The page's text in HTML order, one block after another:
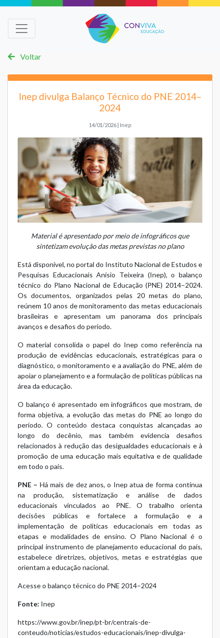
Voltar
Inep divulga Balanço Técnico do PNE 2014–
2024
14/01/2026 | Inep
Material é apresentado por meio de infográficos que
sintetizam evolução das metas previstas no plano
Está disponível, no portal do Instituto Nacional de Estudos e
Pesquisas Educacionais Anísio Teixeira (Inep), o balanço
técnico do Plano Nacional de Educação (PNE) 2014–2024.
Os documentos, organizados pelas 20 metas do plano,
reúnem 10 anos de monitoramento das metas educacionais
brasileiras e apresentam um panorama dos principais
avanços e desafios do período.
O material consolida o papel do Inep como referência na
produção de evidências educacionais, estratégicas para o
diagnóstico, o monitoramento e a avaliação do PNE, além de
apoiar o planejamento e a formulação de políticas públicas na
área da educação.
O balanço é apresentado em infográficos que mostram, de
forma objetiva, a evolução das metas do PNE ao longo do
período. O conteúdo destaca conquistas alcançadas ao
longo do decênio, mas também evidencia desafios
relacionados à redução das desigualdades educacionais e à
promoção de uma educação mais equitativa e de qualidade
em todo o país.
PNE – Há mais de dez anos, o Inep atua de forma contínua
na produção, sistematização e análise de dados
educacionais vinculados ao PNE. O trabalho orienta
decisões públicas e fortalece a formulação e a
implementação de políticas educacionais em todas as
etapas e modalidades de ensino. O Plano Nacional é o
principal instrumento de planejamento educacional do país,
estabelece diretrizes, objetivos, metas e estratégias que
orientam a educação nacional.
Acesse o balanço técnico do PNE 2014–2024
Fonte: Inep
https://www.gov.br/inep/pt-br/centrais-de-
conteudo/noticias/estudos-educacionais/inep-divulga-